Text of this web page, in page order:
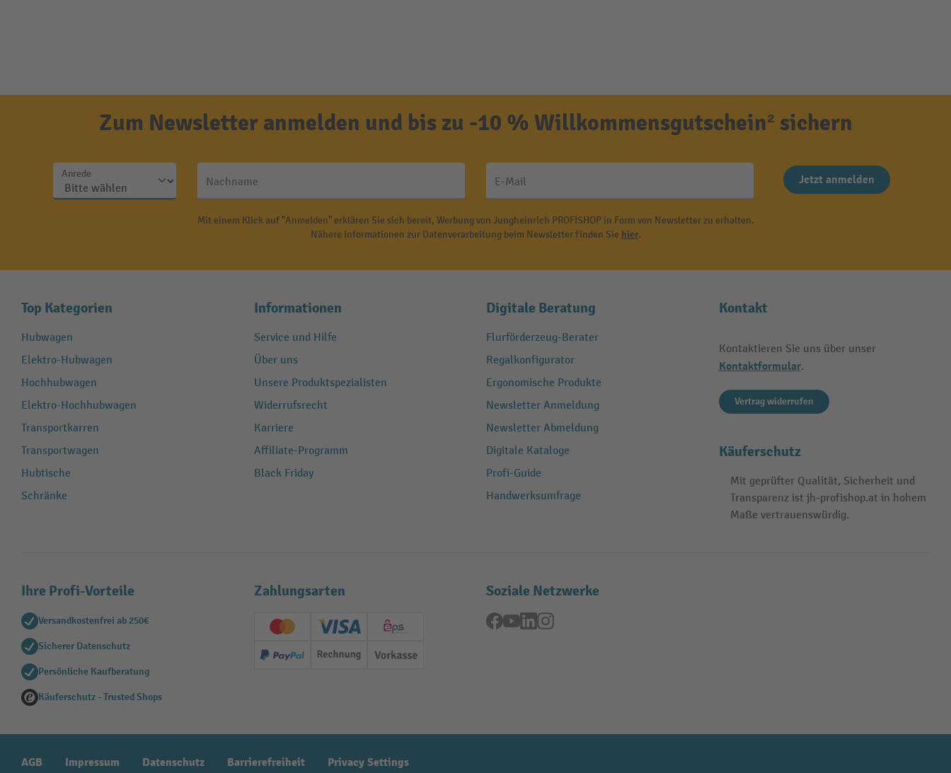
Zum Newsletter anmelden und bis zu -10 % Willkommensgutschein² sichern
Anrede
Nachname E-Mail Jetzt anmelden
Mit einem Klick auf "Anmelden" erklären Sie sich bereit, Werbung von Jungheinrich PROFISHOP in Form von Newsletter zu erhalten.
Nähere Informationen zur Datenverarbeitung beim Newsletter finden Sie hier.
Top Kategorien
Hubwagen
Elektro-Hubwagen
Hochhubwagen
Elektro-Hochhubwagen
Transportkarren
Transportwagen
Hubtische
Schränke
Informationen
Service und Hilfe
Über uns
Unsere Produktspezialisten
Widerrufsrecht
Karriere
Affiliate-Programm
Black Friday
Digitale Beratung
Flurförderzeug-Berater
Regalkonfigurator
Ergonomische Produkte
Newsletter Anmeldung
Newsletter Abmeldung
Digitale Kataloge
Profi-Guide
Handwerksumfrage
Kontakt
Kontaktieren Sie uns über unser
Kontaktformular.
Vertrag widerrufen
Käuferschutz
Mit geprüfter Qualität, Sicherheit und
Transparenz ist jh-profishop.at in hohem
Maße vertrauenswürdig.
Ihre Profi-Vorteile
Versandkostenfrei ab 250€
Sicherer Datenschutz
Persönliche Kaufberatung
Käuferschutz - Trusted Shops
Zahlungsarten
Creditcard (Master)Creditcard (Visa)
EPS
PayPal Rechnung Vorkasse
Soziale Netzwerke
Facebook
YouTubeLinkedInInstagram
AGB Impressum Datenschutz Barrierefreiheit Privacy Settings